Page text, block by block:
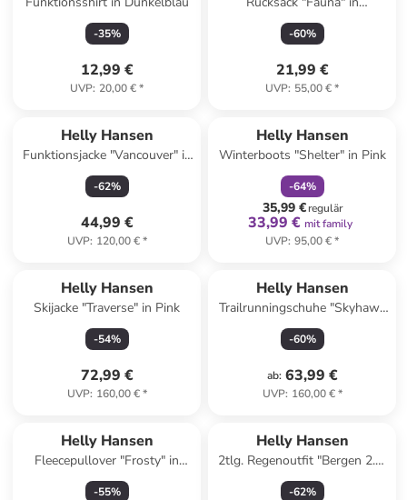
-35%
12,99 €
UVP: 20,00 €*
Dunkelblau - (B)16,5 x (H)32 x
(T)13 cm
-60%
21,99 €
UVP: 55,00 €*
Helly Hansen
Funktionsjacke "Vancouver" in
Khaki
-62%
44,99 €
UVP: 120,00 €*
Helly Hansen
Winterboots "Shelter" in Pink
-64%
35,99 €regulär
33,99 € mit family
UVP: 95,00 €*
Helly Hansen
Skijacke "Traverse" in Pink
-54%
72,99 €
UVP: 160,00 €*
Helly Hansen
Trailrunningschuhe "Skyhawk
TR" in Pink
-60%
ab: 63,99 €
UVP: 160,00 €*
Helly Hansen
Fleecepullover "Frosty" in
Hellblau
-55%
Helly Hansen
2tlg. Regenoutfit "Bergen 2.0"
in Dunkelblau
-62%